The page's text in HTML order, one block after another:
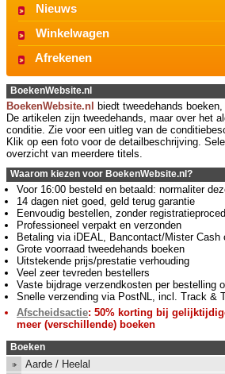
Nieuws
Winkelwagen
Afrekenen
BoekenWebsite.nl
BoekenWebsite.nl
biedt tweedehands
De artikelen zijn tweedehands, maar over het
conditie. Zie voor een uitleg van de
Klik op een foto voor de detailbeschrijving.
overzicht van meerdere titels.
Waarom kiezen voor BoekenWebsite.nl?
Voor 16:00 besteld en betaald: normaliter
14 dagen niet goed, geld terug garantie
Eenvoudig bestellen, zonder
Professioneel verpakt en verzonden
Betaling via iDEAL, Bancontact/Mister Cash
Grote voorraad tweedehands boeken
Uitstekende prijs/prestatie verhouding
Veel zeer tevreden bestellers
Vaste bijdrage verzendkosten per bestelling
Snelle verzending via PostNL, incl. Track &
Afscheidsactie: 50% korting bij
meer (verschillende) boeken
Boeken
Aarde / Heelal